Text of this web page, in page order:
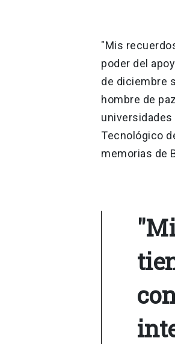
"Mis
poder del
de diciembre
hombre de
universidades
Tecnológico
memorias de